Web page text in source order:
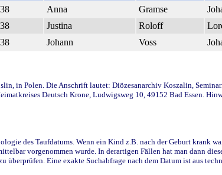
Anna Gramse
Justina Roloff
Johann Voss
in Polen. Die Anschrift lautet: Diözesanarchiv Koszalin,
Deutsch Krone, Ludwigsweg 10, 49152 Bad Essen.
des Taufdatums. Wenn ein Kind z.B. nach der Geburt krank
vorgenommen wurde. In derartigen Fällen hat man dann
Eine exakte Suchabfrage nach dem Datum ist aus